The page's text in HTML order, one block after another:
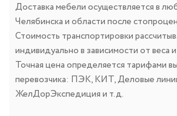
Доставка мебели осуществляется в
Челябинска и области после
Стоимость транспортировки
индивидуально в зависимости от веса
Точная цена определяется тарифами
перевозчика: ПЭК, КИТ, Деловые
ЖелДорЭкспедиция и т.д.